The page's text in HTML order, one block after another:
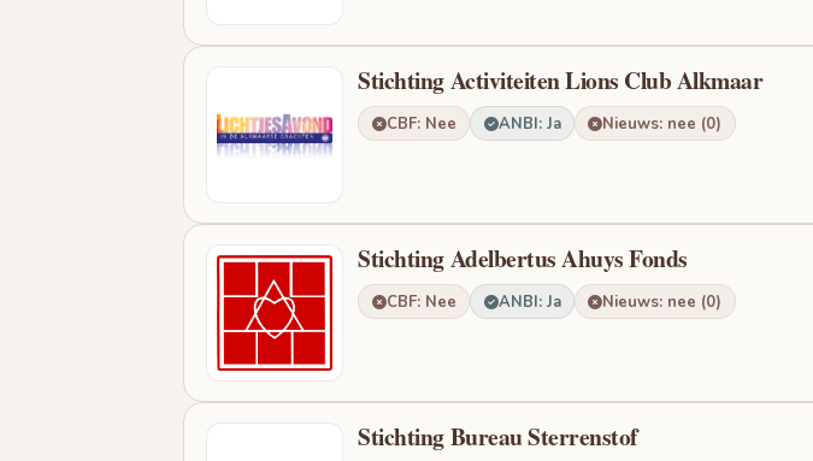
Stichting Activiteiten Lions Club Alkmaar
CBF: Nee ANBI: Ja Nieuws: nee (0)
Stichting Adelbertus Ahuys Fonds
CBF: Nee ANBI: Ja Nieuws: nee (0)
Stichting Bureau Sterrenstof